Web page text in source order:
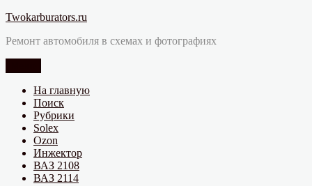
Перейти
содержимому
Twokarburators.ru
Ремонт автомобиля в схемах и фотографиях
На главную
Поиск
Рубрики
Solex
Ozon
Инжектор
ВАЗ 2108
ВАЗ 2114